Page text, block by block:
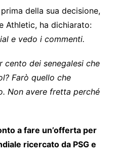
della sua decisione,
Athletic, ha dichiarato:
e vedo i commenti.
cento dei senegalesi che
Farò quello che
Non avere fretta perché
a fare un’offerta per
ricercato da PSG e